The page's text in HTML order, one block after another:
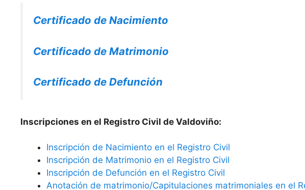
Certificado de Nacimiento
Certificado de Matrimonio
Certificado de Defunción
Inscripciones en el Registro Civil de Valdoviño:
Inscripción de Nacimiento en el Registro Civil
Inscripción de Matrimonio en el Registro Civil
Inscripción de Defunción en el Registro Civil
Anotación de matrimonio/Capitulaciones matrimoniales en el